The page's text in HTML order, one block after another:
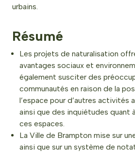
urbains.
Résumé
Les projets de naturalisation
avantages sociaux et
également susciter des
communautés en raison de la
l’espace pour d’autres activités
ainsi que des inquiétudes quant
ces espaces.
La Ville de Brampton mise sur
ainsi que sur un système de